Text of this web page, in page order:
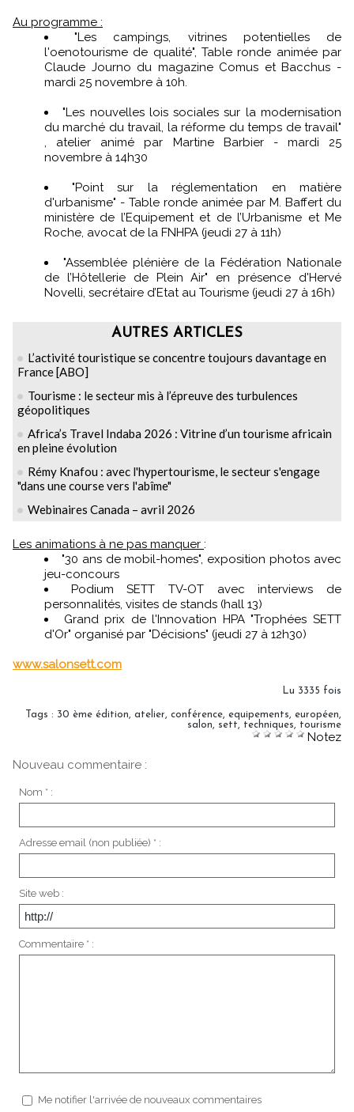
Au programme :
"Les campings, vitrines potentielles de
l'oenotourisme de qualité", Table ronde animée par
Claude Journo du magazine Comus et Bacchus -
mardi 25 novembre à 10h.
"Les nouvelles lois sociales sur la modernisation
du marché du travail, la réforme du temps de travail"
, atelier animé par Martine Barbier - mardi 25
novembre à 14h30
"Point sur la réglementation en matière
d'urbanisme" - Table ronde animée par M. Baffert du
ministère de l’Equipement et de l’Urbanisme et Me
Roche, avocat de la FNHPA (jeudi 27 à 11h)
"Assemblée plénière de la Fédération Nationale
de l’Hôtellerie de Plein Air" en présence d'Hervé
Novelli, secrétaire d’Etat au Tourisme (jeudi 27 à 16h)
AUTRES ARTICLES
L’activité touristique se concentre toujours davantage en
France [ABO]
Tourisme : le secteur mis à l’épreuve des turbulences
géopolitiques
Africa’s Travel Indaba 2026 : Vitrine d’un tourisme africain
en pleine évolution
Rémy Knafou : avec l'hypertourisme, le secteur s'engage
"dans une course vers l'abîme"
Webinaires Canada – avril 2026
Les animations à ne pas manquer :
"30 ans de mobil-homes", exposition photos avec
jeu-concours
Podium SETT TV-OT avec interviews de
personnalités, visites de stands (hall 13)
Grand prix de l'Innovation HPA "Trophées SETT
d'Or" organisé par "Décisions" (jeudi 27 à 12h30)
www.salonsett.com
Lu 3335 fois
Tags : 30 ème édition atelier conférence equipements européen
salon
sett techniques tourisme
Notez
Nouveau commentaire :
Nom * :
Adresse email (non publiée) * :
Site web :
Commentaire * :
Me notifier l'arrivée de nouveaux commentaires